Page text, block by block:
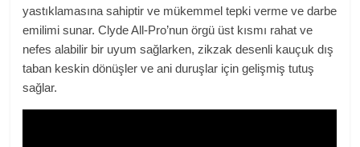
yastıklamasına sahiptir ve mükemmel tepki verme ve darbe
emilimi sunar. Clyde All-Pro’nun örgü üst kısmı rahat ve
nefes alabilir bir uyum sağlarken, zikzak desenli kauçuk dış
taban keskin dönüşler ve ani duruşlar için gelişmiş tutuş
sağlar.